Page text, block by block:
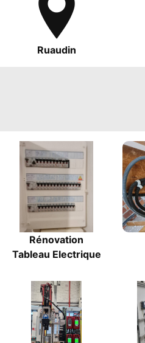
Ruaudin
Rénovation
Tableau Electrique